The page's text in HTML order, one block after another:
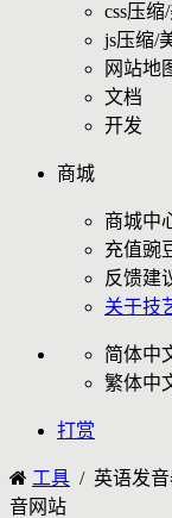
css压缩
js压缩/
网站地
文档
开发
商城
商城中
充值豌
反馈建
关于技
简体中
繁体中
打赏
工具 / 英语发音
音网站